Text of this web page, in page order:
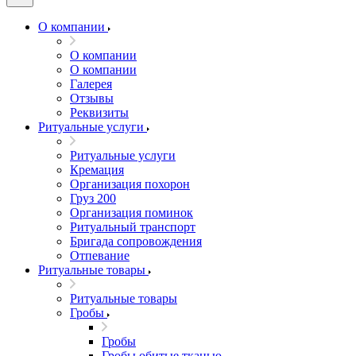
О компании
О компании
О компании
Галерея
Отзывы
Реквизиты
Ритуальные услуги
Ритуальные услуги
Кремация
Организация похорон
Груз 200
Организация поминок
Ритуальный транспорт
Бригада сопровождения
Отпевание
Ритуальные товары
Ритуальные товары
Гробы
Гробы